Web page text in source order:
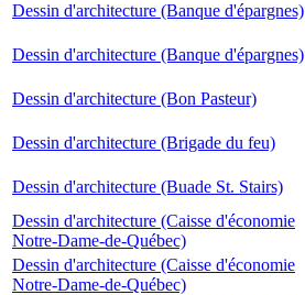
Dessin d'architecture (Banque d'épargnes)
Dessin d'architecture (Banque d'épargnes)
Dessin d'architecture (Bon Pasteur)
Dessin d'architecture (Brigade du feu)
Dessin d'architecture (Buade St. Stairs)
Dessin d'architecture (Caisse d'économie
Notre-Dame-de-Québec)
Dessin d'architecture (Caisse d'économie
Notre-Dame-de-Québec)